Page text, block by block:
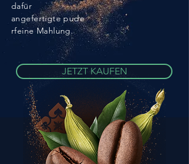
dafür
angefertigtepude
rfeine Mahlung.
JETZT KAUFEN